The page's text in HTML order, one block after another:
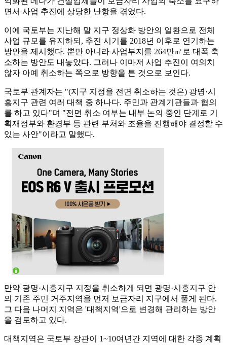
면서 사업 추진에 상당한 난항을 겪었다.
이에 국토부는 지난해 말 지구 정상화 방안의 일환으로 전체
사업 규모를 유지하되, 추진 시기를 2018년 이후로 연기하는
방안을 제시했다. 뿐만 아니라 사업부지를 264만㎡로 대폭 축
소하는 방안도 내놓았다. 그러나 이마저 사업 추진이 여의치
않자 아예 취소하는 쪽으로 방향을 튼 것으로 보인다.
국토부 관계자는 "(지구 지정을 전면 취소하는 것은) 광명·시
흥지구 관련 여러 대책 중 하나다. 주민과 관계기관들과 협의
를 하고 있다"며 "전면 취소 여부는 내부 논의 중인 단계로 기
획재정부와 환경부 등 관련 부처와 조율을 진행해야 결정할 수
있는 사안"이라고 말했다.
만약 광명·시흥지구 지정을 취소하게 되면 광명·시흥지구 안
의 기존 주민 거주지역을 먼저 보금자리 지구에서 풀게 된다.
그 다음 나머지 지역은 '대책지역'으로 변경해 관리하는 방안
을 검토하고 있다.
대책지역은 국토부 장관이 1~10여년간 지역에 대한 각종 계획